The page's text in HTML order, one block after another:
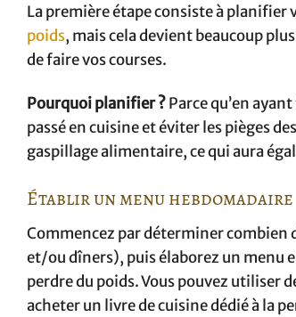
La première étape consiste à planifier
poids, mais cela devient beaucoup
de faire vos courses.
Pourquoi planifier ?Parce qu’en
passé en cuisine et éviter les pièges
gaspillage alimentaire, ce qui aura
Établir un menu hebdomadaire
Commencez par déterminer combien
et/ou dîners), puis élaborez un menu
perdre du poids. Vous pouvez utiliser
acheter un livre de cuisine dédié à la